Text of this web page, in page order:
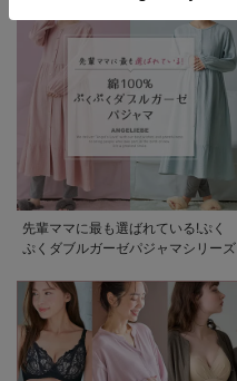
先輩ママに最も選ばれている!ぷく
ぷくダブルガーゼパジャマシリーズ